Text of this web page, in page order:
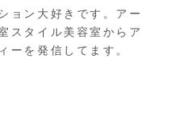
ョン大好きです。アー
スタイル美容室からア
ーを発信してます。